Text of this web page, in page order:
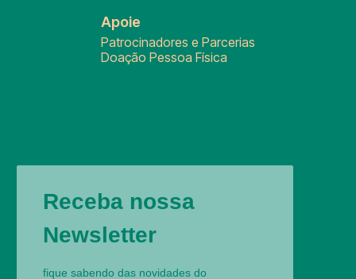
Apoie
Patrocinadores e Parcerias
Doação Pessoa Física